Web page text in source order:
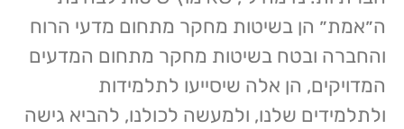
ה״אמת״ הן בשיטות מחקר מתחום מדעי הרוח
והחברה ובטח בשיטות מחקר מתחום המדעים
המדויקים, הן אלה שיסייעו לתלמידות
ולתלמידים שלנו, ולמעשה לכולנו, להביא גישה